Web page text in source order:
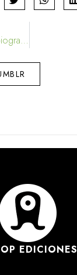
Llega la primera biografía de Robert Crumb
EDICIONES